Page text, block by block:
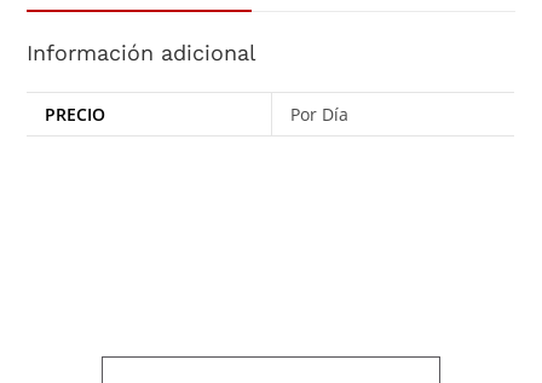
Información adicional
PRECIO Por Día